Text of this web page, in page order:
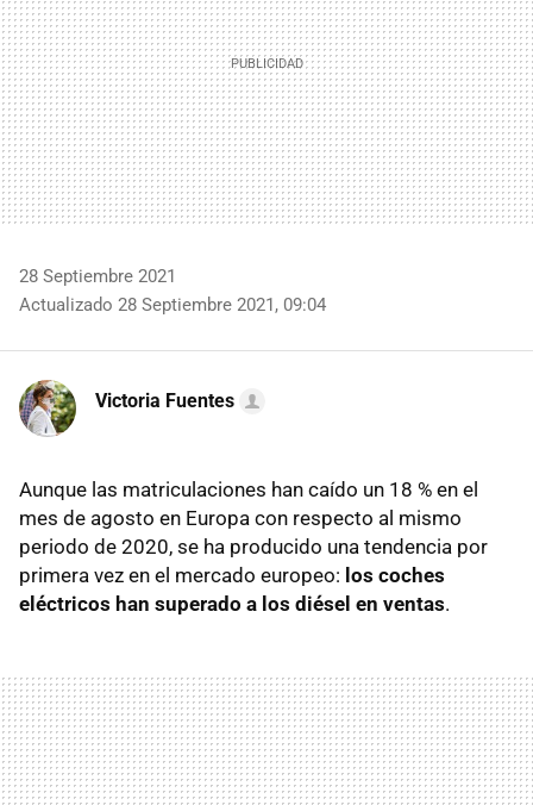
28 Septiembre 2021
Actualizado 28 Septiembre 2021, 09:04
Victoria Fuentes
Aunque las matriculaciones han caído un 18 % en el
mes de agosto en Europa con respecto al mismo
periodo de 2020, se ha producido una tendencia por
primera vez en el mercado europeo: los coches
eléctricos han superado a los diésel en ventas.